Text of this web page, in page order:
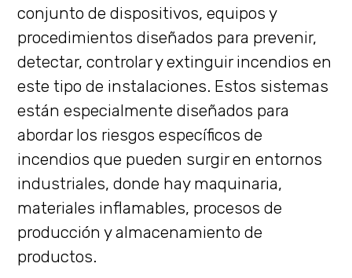
conjunto de dispositivos, equipos y
procedimientos diseñados para prevenir,
detectar, controlar y extinguir incendios en
este tipo de instalaciones. Estos sistemas
están especialmente diseñados para
abordar los riesgos específicos de
incendios que pueden surgir en entornos
industriales, donde hay maquinaria,
materiales inflamables, procesos de
producción y almacenamiento de
productos.